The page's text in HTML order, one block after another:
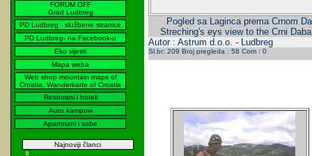
FORUM OFF
Grad Ludbreg
PD Ludbreg - službene stranice
PD Ludbreg- na Facebook-u
Eko vijesti
Mapa weba
Web shop mountain maps of
Croatia, Wanderkarte of Croatia
Restorani i hoteli
Auto kampovi
Apartmani i sobe
Najnoviji članci
Pogled sa Laginca prema Crnom
Streching's eys view to the Crni
Autor : Astrum d.o.o. - Ludbreg
Sl.br: 209 Broj pregleda : 58 Com : 0